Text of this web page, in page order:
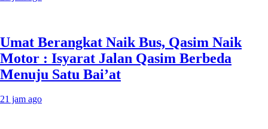
Umat Berangkat Naik Bus, Qasim Naik
Motor : Isyarat Jalan Qasim Berbeda
Menuju Satu Bai’at
21 jam ago